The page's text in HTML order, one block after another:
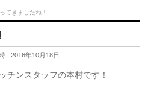
てきましたね！
: 2016年10月18日
ンスタッフの本村です！